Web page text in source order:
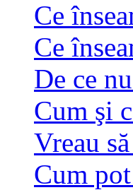
Ce
Ce
De ce
Cum şi
Vreau
Cum